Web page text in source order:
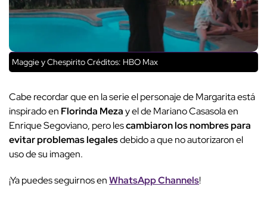
Maggie y ChespiritoCréditos: HBO Max
Cabe recordar que en la serie el personaje de Margarita está
inspirado en Florinda Mezay el de Mariano Casasola en
Enrique Segoviano, pero lescambiaron los nombres para
evitar problemas legalesdebido a que no autorizaron el
uso de su imagen.
¡Ya puedes seguirnos enWhatsApp Channels!